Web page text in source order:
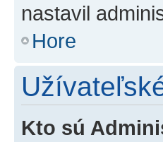
nastavil
Hore
Kto sú